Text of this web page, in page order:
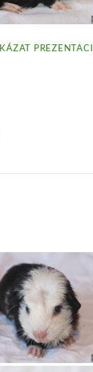
PREZENTACI]